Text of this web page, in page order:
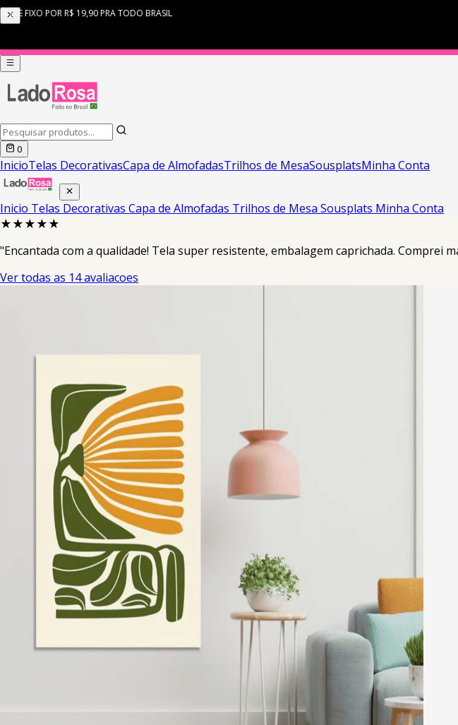
0
InicioTelas DecorativasCapa de AlmofadasTrilhos de MesaSousplatsMinha Conta
Inicio Telas Decorativas Capa de Almofadas Trilhos de Mesa Sousplats Minha Conta
★★★★★
"Encantada com a qualidade! Tela super resistente, embalagem caprichada. Comprei
Ver todas as 14 avaliacoes